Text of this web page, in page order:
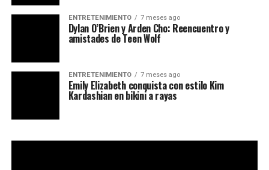
ENTRETENIMIENTO 7 meses ago
Dylan O’Brien y Arden Cho: Reencuentro y
amistades de Teen Wolf
ENTRETENIMIENTO 7 meses ago
Emily Elizabeth conquista con estilo Kim
Kardashian en bikini a rayas